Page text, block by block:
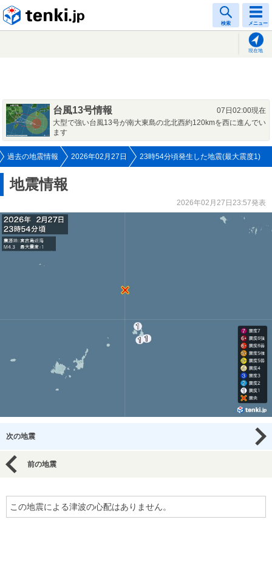
検索 メニュー
現在地
台風13号情報
07日02:00現在
大型で強い台風13号が南大東島の北北西約120kmを西に進んでい
ます
過去の地震情報 2026年02月27日 23時54分頃発生した地震(最大震度1)
地震情報
2026年02月27日23:57発表
次の地震
前の地震
この地震による津波の心配はありません。